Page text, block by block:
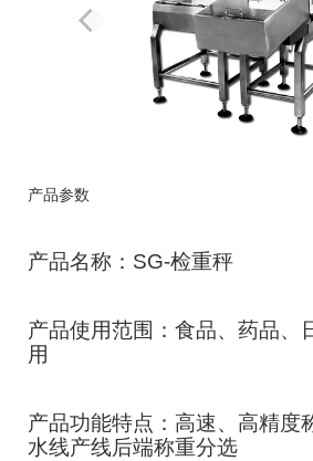
产品参数
产品名称：SG-检重秤
产品使用范围：食品、药品、
用
产品功能特点：高速、高精度
水线产线后端称重分选